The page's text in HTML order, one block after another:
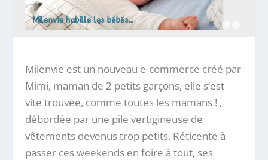
Milenvie est un nouveau e-commerce créé par
Mimi, maman de 2 petits garçons, elle s’est
vite trouvée, comme toutes les mamans ! ,
débordée par une pile vertigineuse de
vêtements devenus trop petits. Réticente à
passer ces weekends en foire à tout, ses